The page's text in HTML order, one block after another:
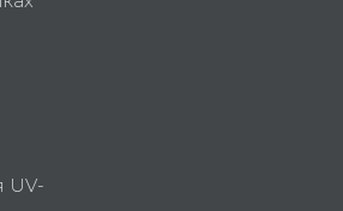
UV-